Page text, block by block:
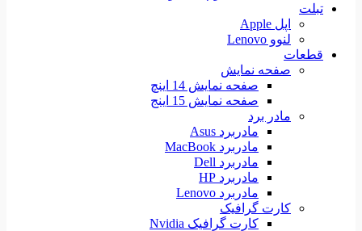
تبلت
اپل Apple
لنوو Lenovo
قطعات
صفحه نمایش
صفحه نمایش 14 اینچ
صفحه نمایش 15 اینج
مادر برد
مادربرد Asus
مادربرد MacBook
مادربرد Dell
مادربرد HP
مادربرد Lenovo
کارت گرافیک
کارت گرافیک Nvidia